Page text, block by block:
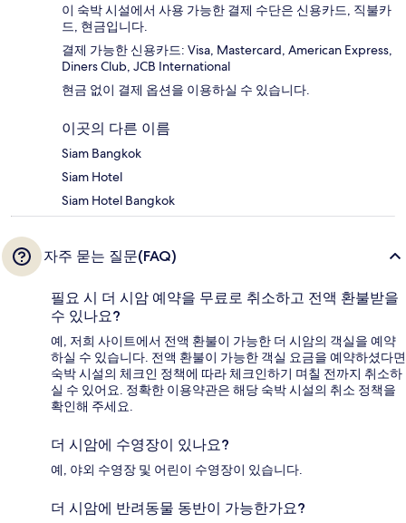
이 숙박 시설에서 사용 가능한 결제 수단은 신용카드, 직불카
드, 현금입니다.
결제 가능한 신용카드: Visa, Mastercard, American Express,
Diners Club, JCB International
현금 없이 결제 옵션을 이용하실 수 있습니다.
이곳의 다른 이름
Siam Bangkok
Siam Hotel
Siam Hotel Bangkok
자주 묻는 질문(FAQ)
필요 시 더 시암 예약을 무료로 취소하고 전액 환불받을
수 있나요?
예, 저희 사이트에서 전액 환불이 가능한 더 시암의 객실을 예약
하실 수 있습니다. 전액 환불이 가능한 객실 요금을 예약하셨다면
숙박 시설의 체크인 정책에 따라 체크인하기 며칠 전까지 취소하
실 수 있어요. 정확한 이용약관은 해당 숙박 시설의 취소 정책을
확인해 주세요.
더 시암에 수영장이 있나요?
예, 야외 수영장 및 어린이 수영장이 있습니다.
더 시암에 반려동물 동반이 가능한가요?